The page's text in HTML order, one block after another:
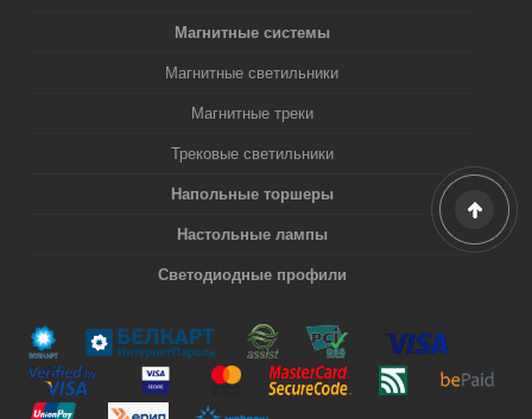
Магнитные системы
Магнитные светильники
Магнитные треки
Трековые светильники
Напольные торшеры
Настольные лампы
Светодиодные профили